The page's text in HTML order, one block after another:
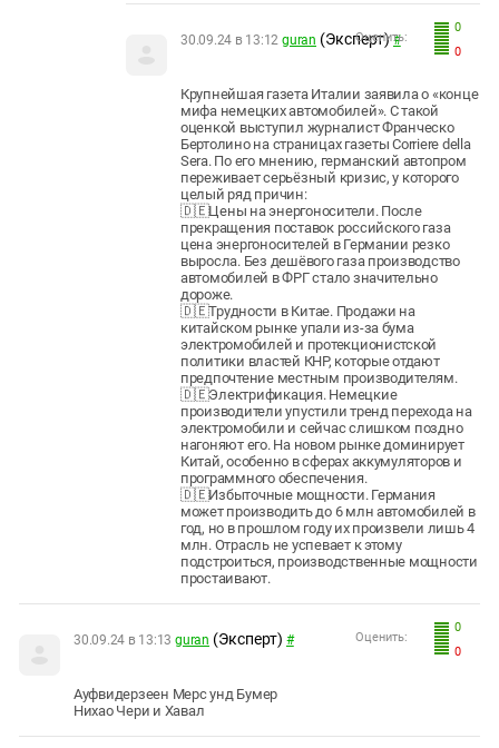
0
0
Оценить:
30.09.24 в 13:12 guran (Эксперт) #
Крупнейшая газета Италии заявила о «конце
мифа немецких автомобилей». С такой
оценкой выступил журналист Франческо
Бертолино на страницах газеты Corriere della
Sera. По его мнению, германский автопром
переживает серьёзный кризис, у которого
целый ряд причин:
🇩🇪Цены на энергоносители. После
прекращения поставок российского газа
цена энергоносителей в Германии резко
выросла. Без дешёвого газа производство
автомобилей в ФРГ стало значительно
дороже.
🇩🇪Трудности в Китае. Продажи на
китайском рынке упали из-за бума
электромобилей и протекционистской
политики властей КНР, которые отдают
предпочтение местным производителям.
🇩🇪Электрификация. Немецкие
производители упустили тренд перехода на
электромобили и сейчас слишком поздно
нагоняют его. На новом рынке доминирует
Китай, особенно в сферах аккумуляторов и
программного обеспечения.
🇩🇪Избыточные мощности. Германия
может производить до 6 млн автомобилей в
год, но в прошлом году их произвели лишь 4
млн. Отрасль не успевает к этому
подстроиться, производственные мощности
простаивают.
0
0
Оценить:
30.09.24 в 13:13 guran (Эксперт) #
Ауфвидерзеен Мерс унд Бумер
Нихао Чери и Хавал